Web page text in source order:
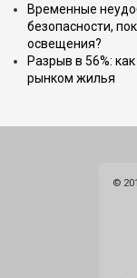
Временные
безопасности,
освещения?
Разрыв в 56%:
рынком жилья
©